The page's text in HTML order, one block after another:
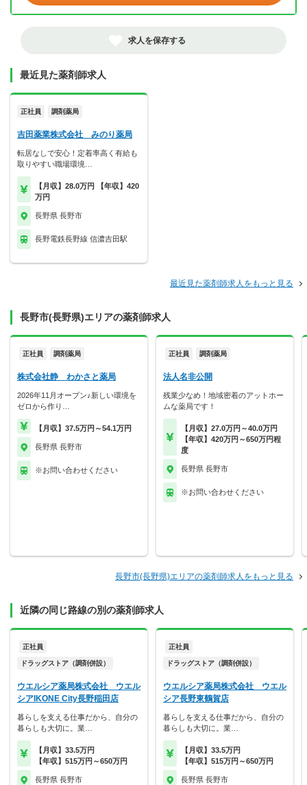
求人を保存する
最近見た薬剤師求人
正社員 調剤薬局
吉田薬業株式会社 みのり薬局
転居なしで安心！定着率高く有給も
取りやすい職場環境…
【月収】28.0万円 【年収】420
万円
長野県 長野市
長野電鉄長野線 信濃吉田駅
最近見た薬剤師求人をもっと見る
長野市(長野県)エリアの薬剤師求人
正社員 調剤薬局
株式会社静 わかさと薬局
2026年11月オープン♪新しい環境を
ゼロから作り…
【月収】37.5万円～54.1万円
長野県 長野市
※お問い合わせください
正社員 調剤薬局
法人名非公開
残業少なめ！地域密着のアットホー
ムな薬局です！
【月収】27.0万円～40.0万円
【年収】420万円～650万円程
度
長野県 長野市
※お問い合わせください
長野市(長野県)エリアの薬剤師求人をもっと見る
近隣の同じ路線の別の薬剤師求人
正社員
ドラッグストア（調剤併設）
ウエルシア薬局株式会社 ウエル
シアIKONE City長野稲田店
暮らしを支える仕事だから、自分の
暮らしも大切に。業…
【月収】33.5万円
【年収】515万円～650万円
長野県 長野市
正社員
ドラッグストア（調剤併設）
ウエルシア薬局株式会社 ウエル
シア長野東鶴賀店
暮らしを支える仕事だから、自分の
暮らしも大切に。業…
【月収】33.5万円
【年収】515万円～650万円
長野県 長野市